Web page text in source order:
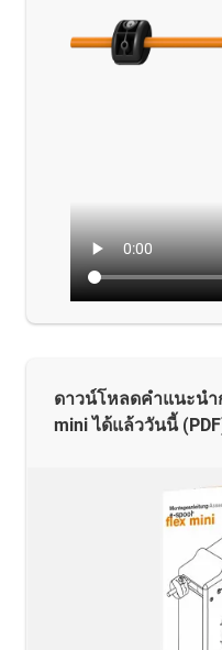
ดาวน์โหลดคำแนะนำ
mini ได้แล้ววันนี้